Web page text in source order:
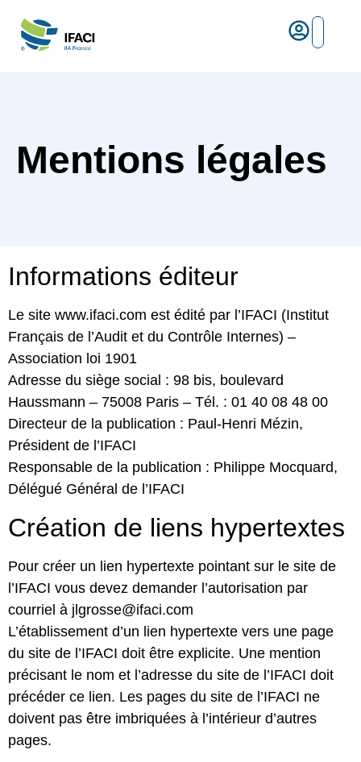
Mentions légales
Informations éditeur
Le site www.ifaci.com est édité par l’IFACI (Institut
Français de l’Audit et du Contrôle Internes) –
Association loi 1901
Adresse du siège social : 98 bis, boulevard
Haussmann – 75008 Paris – Tél. : 01 40 08 48 00
Directeur de la publication : Paul-Henri Mézin,
Président de l’IFACI
Responsable de la publication : Philippe Mocquard,
Délégué Général de l’IFACI
Création de liens hypertextes
Pour créer un lien hypertexte pointant sur le site de
l’IFACI vous devez demander l’autorisation par
courriel à jlgrosse@ifaci.com
L’établissement d’un lien hypertexte vers une page
du site de l’IFACI doit être explicite. Une mention
précisant le nom et l’adresse du site de l’IFACI doit
précéder ce lien. Les pages du site de l’IFACI ne
doivent pas être imbriquées à l’intérieur d’autres
pages.